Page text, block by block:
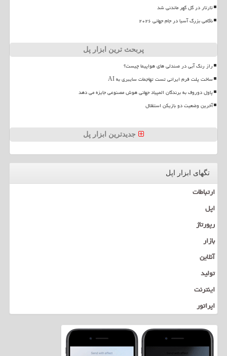
تارتار در گل گهر ماندنی شد
ناکامی بزرگ آسیا در جام جهانی ۲۰۲۶
پربحث ترین ابزار پل
راز رنگ آبی در صندلی های هواپیما چیست؟
ساخت پلت فرم ایرانی تست تهاجمات سایبری به AI
پاول دوروف به برندگان المپیاد جهانی هوش مصنوعی جایزه می دهد
آخرین وضعیت دو بازیکن استقلال
جدیدترین ابزار پل
تگهای ابزار اپل
ارتباطات
اپل
رپورتاژ
بازار
آنلاین
تولید
اینترنت
اپراتور